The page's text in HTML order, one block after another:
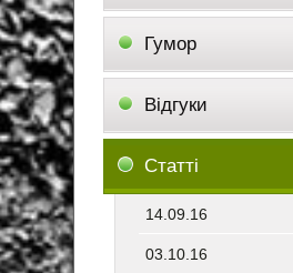
Гумор
Відгуки
Статті
14.09.16
03.10.16